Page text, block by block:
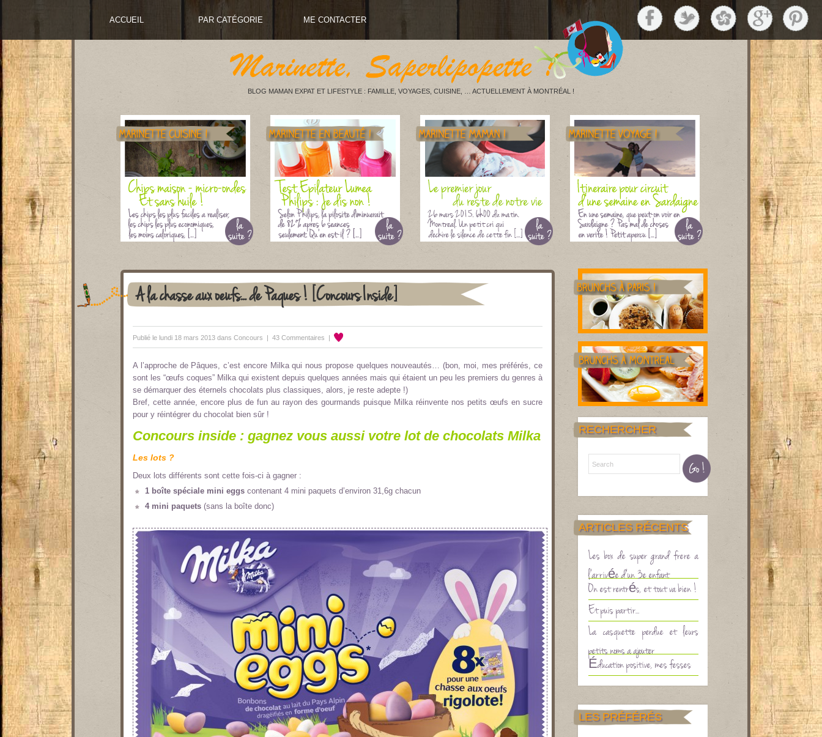
ACCUEIL PAR CATÉGORIE ME CONTACTER
BLOG MAMAN EXPAT ET LIFESTYLE : FAMILLE, VOYAGES, CUISINE, … ACTUELLEMENT À MONTRÉAL !
A la chasse aux oeufs… de Paques ! [Concours Inside]
Publié le lundi 18 mars 2013 dans Concours | 43 Commentaires |
A l’approche de Pâques, c’est encore Milka qui nous propose quelques nouveautés… (bon, moi, mes préférés, ce
sont les “œufs coques” Milka qui existent depuis quelques années mais qui étaient un peu les premiers du genres à
se démarquer des éternels chocolats plus classiques, alors, je reste adepte !)
Bref, cette année, encore plus de fun au rayon des gourmands puisque Milka réinvente nos petits œufs en sucre
pour y réintégrer du chocolat bien sûr !
Concours inside : gagnez vous aussi votre lot de chocolats Milka
Les lots ?
Deux lots différents sont cette fois-ci à gagner :
1 boîte spéciale mini eggs contenant 4 mini paquets d’environ 31,6g chacun
4 mini paquets (sans la boîte donc)
RECHERCHER
ARTICLES RÉCENTS
Les box de super grand frère à
l’arrivée d’un 3è enfant
On est rentrés, et tout va bien !
Et puis partir…
La casquette perdue et leurs
Éducation positive, mes fesses
LES PRÉFÉRÉS